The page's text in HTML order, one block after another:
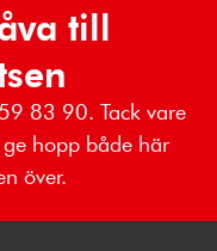
till
83 90. Tack vare
hopp både här
över.